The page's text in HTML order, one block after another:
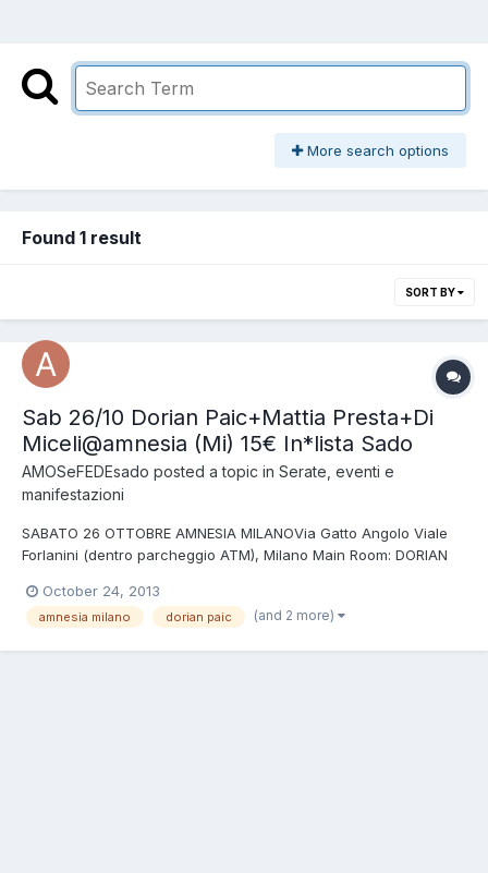
More search options
Found 1 result
SORT BY
Sab 26/10 Dorian Paic+Mattia Presta+Di
Miceli@amnesia (Mi) 15€ In*lista Sado
AMOSeFEDEsado posted a topic in Serate, eventi e
manifestazioni
SABATO 26 OTTOBRE AMNESIA MILANOVia Gatto Angolo Viale
Forlanini (dentro parcheggio ATM), Milano Main Room: DORIAN
MICELI (Amnesia Milano, Wats) 2nd Room, A.Lab INGRESSO 15
euro IN *LISTA SADO* 23.00 all 1.15 SENZA LISTA 20 euro
October 24, 2013
amnesia milano dorian paic (and 2 more)